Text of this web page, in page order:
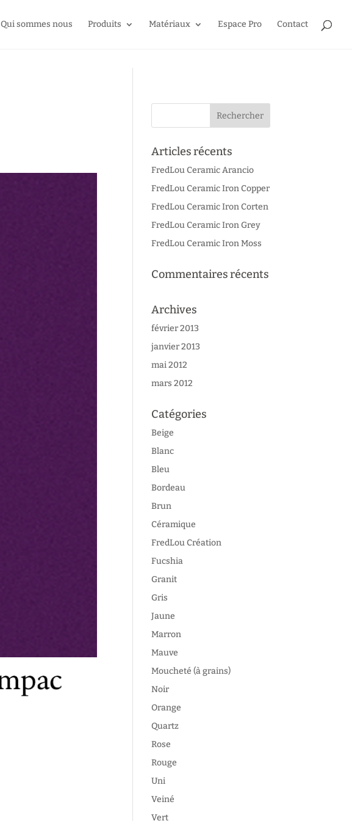
Qui sommes nous Produits Matériaux Espace Pro Contact
Articles récents
FredLou Ceramic Arancio
FredLou Ceramic Iron Copper
FredLou Ceramic Iron Corten
FredLou Ceramic Iron Grey
FredLou Ceramic Iron Moss
Commentaires récents
Archives
février 2013
janvier 2013
mai 2012
mars 2012
Catégories
Beige
Blanc
Bleu
Bordeau
Brun
Céramique
FredLou Création
Fucshia
Granit
Gris
Jaune
Marron
Mauve
Moucheté (à grains)
Noir
Orange
Quartz
Rose
Rouge
Uni
Veiné
Vert